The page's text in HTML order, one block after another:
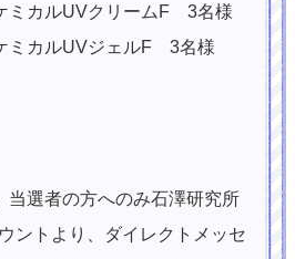
ミカルUVクリームF 3名様
ミカルUVジェルF 3名様
当選者の方へのみ石澤研究所
ントより、ダイレクトメッセ